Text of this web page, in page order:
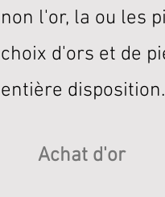
non l'or, la ou les
choix d'ors et de
entière disposition.
Achat d'or